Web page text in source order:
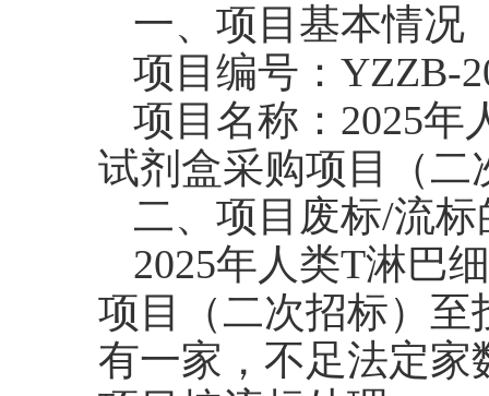
一、项目基本情况
项目编号：YZZB-
项目名称：2025年
试剂盒采购项目（二
二、项目废标/流标
2025年人类T淋巴
项目（二次招标）至
有一家，不足法定家